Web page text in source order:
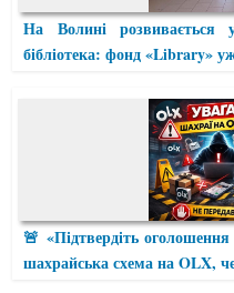
На Волині розвивається
бібліотека: фонд «Library»
🚨 «Підтвердіть
шахрайська схема на OLX,